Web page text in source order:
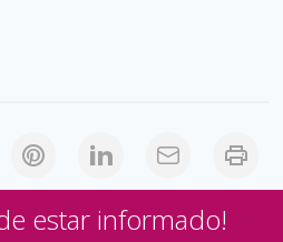
estar informado!